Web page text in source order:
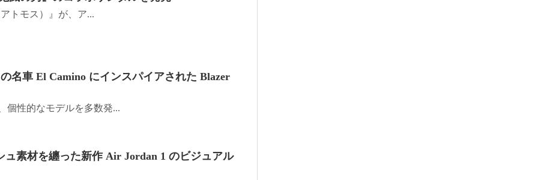
トモス）』が、ア...
名車 El Camino にインスパイアされた Blazer
個性的なモデルを多数発...
ュ素材を纏った新作 Air Jordan 1 のビジュアル